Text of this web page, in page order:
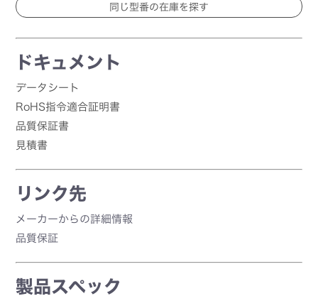
ドキュメント
データシート
RoHS指令適合証明書
品質保証書
見積書
リンク先
メーカーからの詳細情報
品質保証
製品スペック